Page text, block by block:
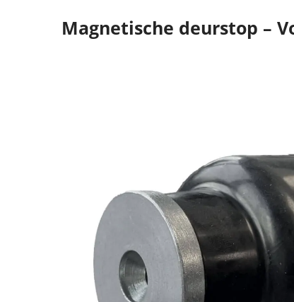
Magnetische deurstop –